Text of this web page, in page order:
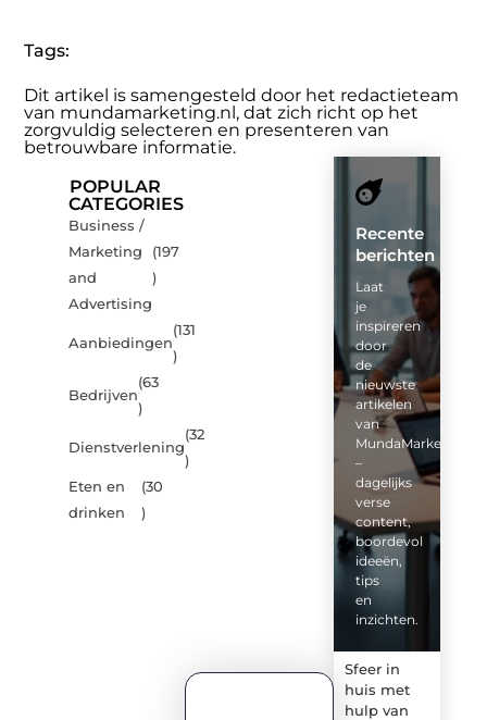
Tags:
Dit artikel is samengesteld door het redactieteam
van mundamarketing.nl, dat zich richt op het
zorgvuldig selecteren en presenteren van
betrouwbare informatie.
POPULAR
CATEGORIES
Business /
Marketing
and
Advertising
(197
)
Aanbiedingen
(131
)
Bedrijven
(63
)
Dienstverlening
(32
)
Eten en
drinken
(30
)
Recente
berichten
Laat
je
inspireren
door
de
nieuwste
artikelen
van
MundaMarketing.nl
–
dagelijks
verse
content,
boordevol
ideeën,
tips
en
inzichten.
Sfeer in
huis met
hulp van